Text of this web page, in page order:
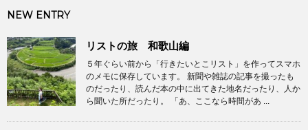
NEW ENTRY
リストの旅 和歌山編
５年ぐらい前から「行きたいとこリスト」を作ってスマホ
のメモに保存しています。 新聞や雑誌の記事を撮ったも
のだったり、読んだ本の中に出てきた地名だったり、人か
ら聞いた所だったり。 「あ、ここなら時間があ ...